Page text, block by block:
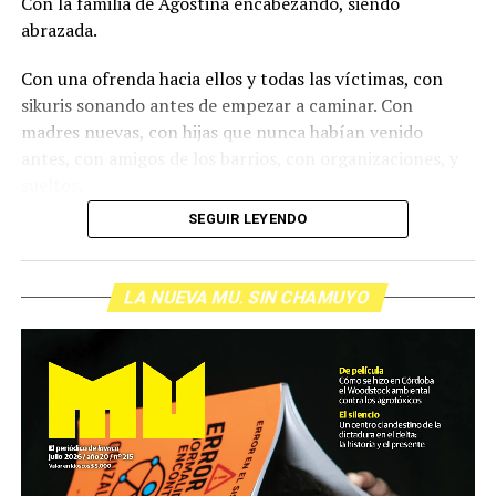
Foto: Juan Valeiro/ lavaca.org
A pocas cuadras y sobre Hipólito Yrigoyen están las
madres de Brenda y Morena, dos de las tres masacradas
en el triple narco femicidio agradeciendo que la
abrazada.
Con una ofrenda hacia ellos y todas las víctimas, con
sikuris sonando antes de empezar a caminar. Con
madres nuevas, con hijas que nunca habían venido
SEGUIR LEYENDO
LA NUEVA MU. SIN CHAMUYO